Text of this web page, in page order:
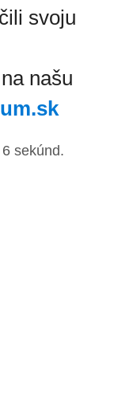
svoju
našu
6sekúnd.